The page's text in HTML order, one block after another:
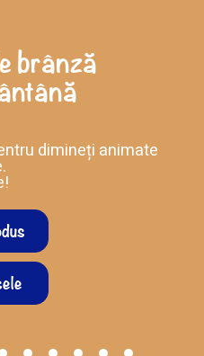
brânză
pentru dimineți animate